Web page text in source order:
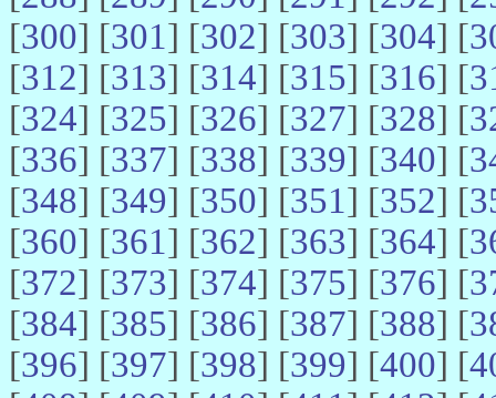
[300] [301] [302] [303] [304] [
[312] [313] [314] [315] [316] [
[324] [325] [326] [327] [328] [
[336] [337] [338] [339] [340] [
[348] [349] [350] [351] [352] [
[360] [361] [362] [363] [364] [
[372] [373] [374] [375] [376] [
[384] [385] [386] [387] [388] [
[396] [397] [398] [399] [400] [